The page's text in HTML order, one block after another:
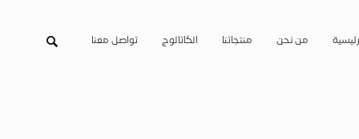
من نحن منتجاتنا الكاتالوج تواصل معنا